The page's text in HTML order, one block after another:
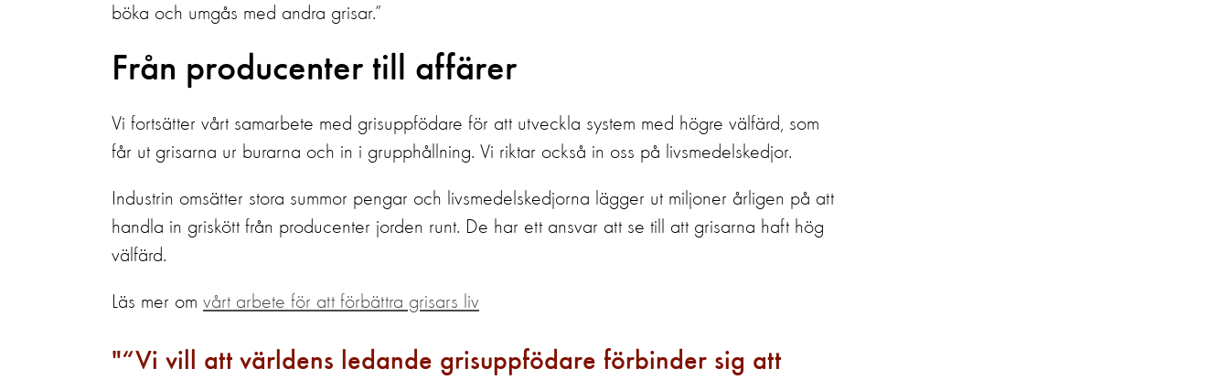
böka och umgås med andra grisar.”
Från producenter till affärer
Vi fortsätter vårt samarbete med grisuppfödare för att utveckla system med högre välfärd, som
får ut grisarna ur burarna och in i grupphållning. Vi riktar också in oss på livsmedelskedjor.
Industrin omsätter stora summor pengar och livsmedelskedjorna lägger ut miljoner årligen på att
handla in griskött från producenter jorden runt. De har ett ansvar att se till att grisarna haft hög
välfärd.
Läs mer om vårt arbete för att förbättra grisars liv
“Vi vill att världens ledande grisuppfödare förbinder sig att